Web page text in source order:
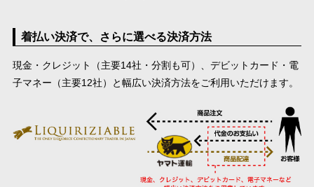
着払い決済で、さらに選べる決済方法
現金・クレジット（主要14社・分割も可）、デビットカード・電
子マネー（主要12社）と幅広い決済方法をご利用いただけます。